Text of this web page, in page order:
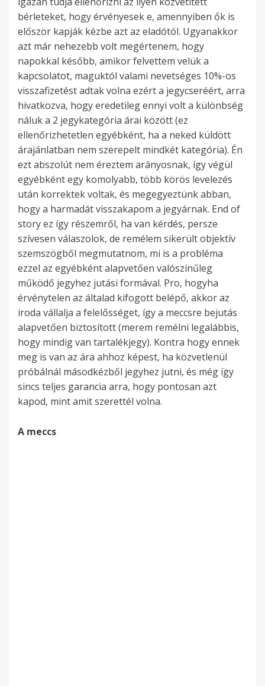
bérleteket, hogy érvényesek e, amennyiben ők is
először kapják kézbe azt az eladótól. Ugyanakkor
azt már nehezebb volt megértenem, hogy
napokkal később, amikor felvettem velük a
kapcsolatot, maguktól valami nevetséges 10%-os
visszafizetést adtak volna ezért a jegycseréért, arra
hivatkozva, hogy eredetileg ennyi volt a különbség
náluk a 2 jegykategória árai között (ez
ellenőrizhetetlen egyébként, ha a neked küldött
árajánlatban nem szerepelt mindkét kategória). Én
ezt abszolút nem éreztem arányosnak, így végül
egyébként egy komolyabb, több körös levelezés
után korrektek voltak, és megegyeztünk abban,
hogy a harmadát visszakapom a jegyárnak. End of
story ez így részemről, ha van kérdés, persze
szívesen válaszolok, de remélem sikerült objektív
szemszögből megmutatnom, mi is a probléma
ezzel az egyébként alapvetően valószínűleg
működő jegyhez jutási formával. Pro, hogyha
érvénytelen az általad kifogott belépő, akkor az
iroda vállalja a felelősséget, így a meccsre bejutás
alapvetően biztosított (merem remélni legalábbis,
hogy mindig van tartalékjegy). Kontra hogy ennek
meg is van az ára ahhoz képest, ha közvetlenül
próbálnál másodkézből jegyhez jutni, és még így
sincs teljes garancia arra, hogy pontosan azt
kapod, mint amit szerettél volna.
A meccs